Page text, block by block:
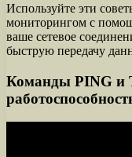
Используйте эти
мониторингом с
ваше сетевое
быструю передачу
Команды PING и